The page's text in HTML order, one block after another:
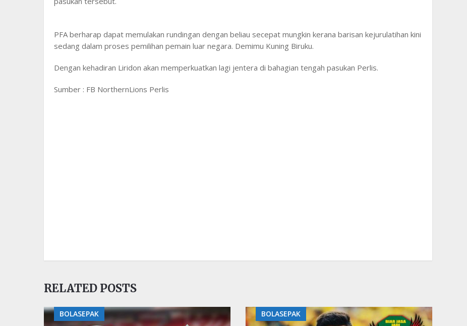
PFA berharap dapat memulakan rundingan dengan beliau secepat mungkin kerana barisan kejurulatihan kini
sedang dalam proses pemilihan pemain luar negara. Demimu Kuning Biruku.
Dengan kehadiran Liridon akan memperkuatkan lagi jentera di bahagian tengah pasukan Perlis.
Sumber : FB NorthernLions Perlis
RELATED POSTS
BOLASEPAK BOLASEPAK